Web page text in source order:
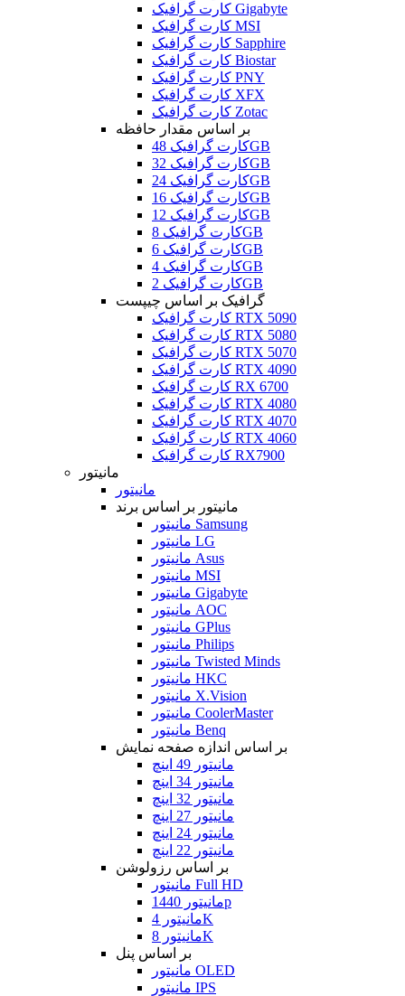
کارت گرافیک Gigabyte
کارت گرافیک MSI
کارت گرافیک Sapphire
کارت گرافیک Biostar
کارت گرافیک PNY
کارت گرافیک XFX
کارت گرافیک Zotac
بر اساس مقدار حافظه
کارت گرافیک 48GB
کارت گرافیک 32GB
کارت گرافیک 24GB
کارت گرافیک 16GB
کارت گرافیک 12GB
کارت گرافیک 8GB
کارت گرافیک 6GB
کارت گرافیک 4GB
کارت گرافیک 2GB
گرافیک بر اساس چیپست
کارت گرافیک RTX 5090
کارت گرافیک RTX 5080
کارت گرافیک RTX 5070
کارت گرافیک RTX 4090
کارت گرافیک RX 6700
کارت گرافیک RTX 4080
کارت گرافیک RTX 4070
کارت گرافیک RTX 4060
کارت گرافیک RX7900
مانیتور
مانیتور
مانیتور بر اساس برند
مانیتور Samsung
مانیتور LG
مانیتور Asus
مانیتور MSI
مانیتور Gigabyte
مانیتور AOC
مانیتور GPlus
مانیتور Philips
مانیتور Twisted Minds
مانیتور HKC
مانیتور X.Vision
مانیتور CoolerMaster
مانیتور Benq
بر اساس اندازه صفحه نمایش
مانیتور 49 اینچ
مانیتور 34 اینچ
مانیتور 32 اینچ
مانیتور 27 اینچ
مانیتور 24 اینچ
مانیتور 22 اینچ
بر اساس رزولوشن
مانیتور Full HD
مانیتور 1440p
مانیتور 4K
مانیتور 8K
بر اساس پنل
مانیتور OLED
مانیتور IPS